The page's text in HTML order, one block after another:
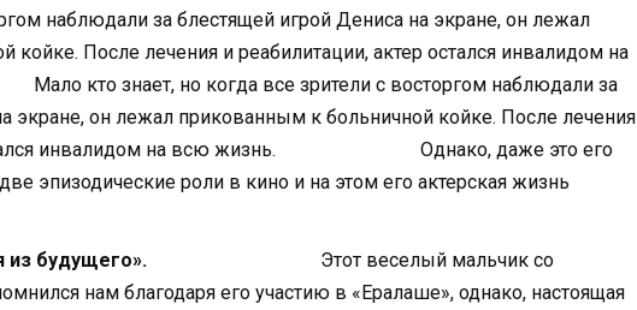
наблюдали за блестящей игрой Дениса на экране, он лежал
койке. После лечения и реабилитации, актер остался инвалидом на
но когда все зрители с восторгом наблюдали за
экране, он лежал прикованным к больничной койке. После лечения
инвалидом на всю жизнь.
Однако, даже это его
эпизодические роли в кино и на этом его актерская жизнь
из будущего».
Этот веселый мальчик со
нам благодаря его участию в «Ералаше», однако, настоящая